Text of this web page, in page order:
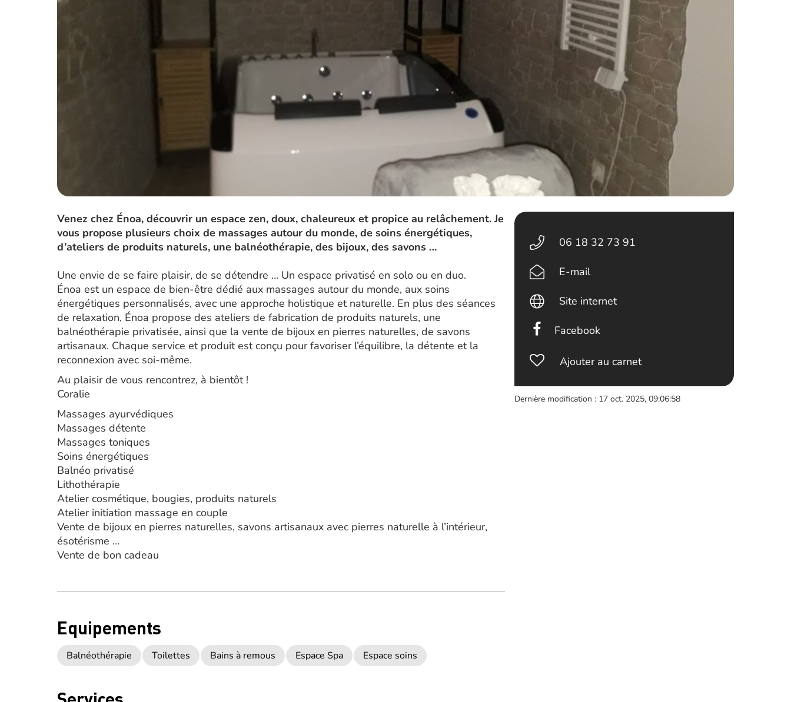
Venez chez Énoa, découvrir un espace zen, doux, chaleureux et propice au relâchement. Je
vous propose plusieurs choix de massages autour du monde, de soins énergétiques,
d’ateliers de produits naturels, une balnéothérapie, des bijoux, des savons …
Une envie de se faire plaisir, de se détendre … Un espace privatisé en solo ou en duo.
Énoa est un espace de bien-être dédié aux massages autour du monde, aux soins
énergétiques personnalisés, avec une approche holistique et naturelle. En plus des séances
de relaxation, Énoa propose des ateliers de fabrication de produits naturels, une
balnéothérapie privatisée, ainsi que la vente de bijoux en pierres naturelles, de savons
artisanaux. Chaque service et produit est conçu pour favoriser l’équilibre, la détente et la
reconnexion avec soi-même.
Au plaisir de vous rencontrez, à bientôt !
Coralie
Massages ayurvédiques
Massages détente
Massages toniques
Soins énergétiques
Balnéo privatisé
Lithothérapie
Atelier cosmétique, bougies, produits naturels
Atelier initiation massage en couple
Vente de bijoux en pierres naturelles, savons artisanaux avec pierres naturelle à l’intérieur,
ésotérisme …
Vente de bon cadeau
Equipements
Balnéothérapie Toilettes Bains à remous Espace Spa Espace soins
06 18 32 73 91
E-mail
Site internet
Facebook
Ajouter au carnet
Dernière modification : 17 oct. 2025, 09:06:58